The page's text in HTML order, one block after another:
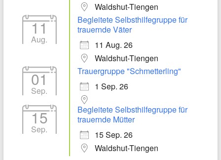
Waldshut-Tiengen
11
Aug.
Begleitete Selbsthilfegruppe für
trauernde Väter
11 Aug. 26
Waldshut-Tiengen
01
Sep.
Trauergruppe "Schmetterling"
1 Sep. 26
15
Sep.
Begleitete Selbsthilfegruppe für
trauernde Mütter
15 Sep. 26
Waldshut-Tiengen